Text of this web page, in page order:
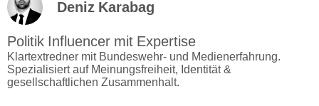
Deniz Karabag
Politik Influencer mit Expertise
Klartextredner mit Bundeswehr- und Medienerfahrung.
Spezialisiert auf Meinungsfreiheit, Identität &
gesellschaftlichen Zusammenhalt.